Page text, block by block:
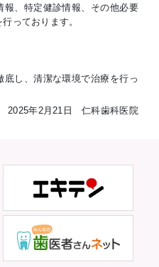
報、特定健診情報、その他必要
っております。
し、清潔な環境で治療を行っ
2025年2月21日 仁科歯科医院